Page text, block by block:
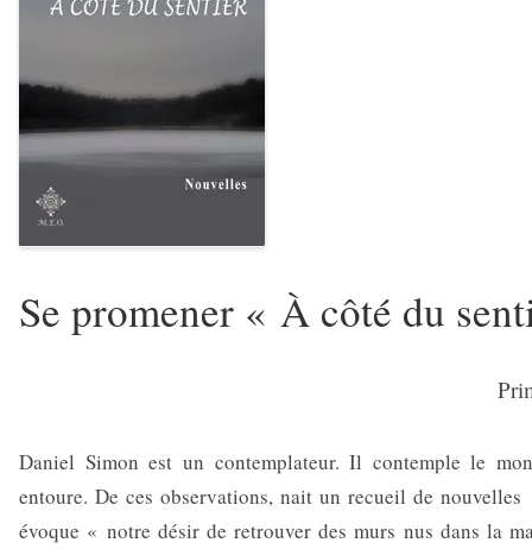
Se promener « À côté du
Daniel Simon est un contemplateur. Il contemple le
entoure. De ces observations, nait un recueil de
évoque « notre désir de retrouver des murs nus dans la